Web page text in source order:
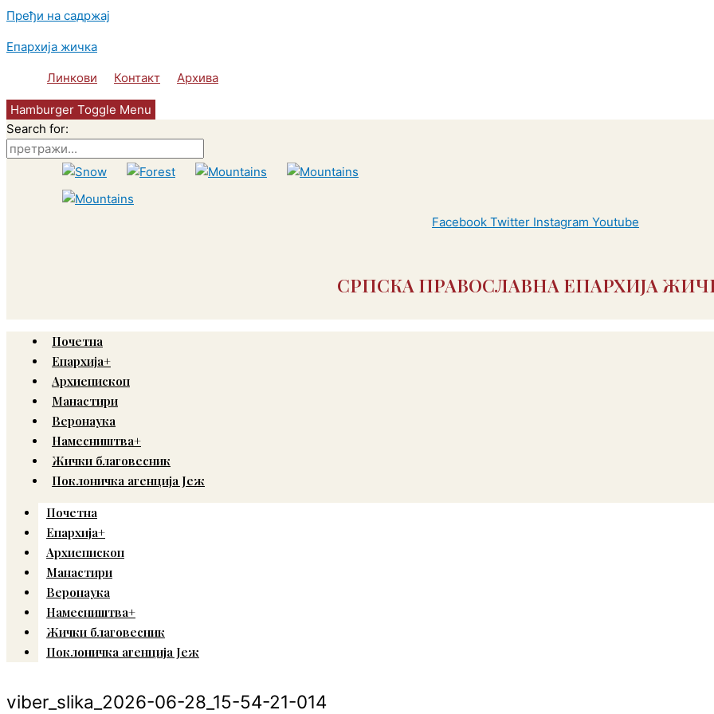
Пређи на садржај
Епархија жичка
Линкови Контакт Архива
Hamburger Toggle Menu
Search for:
Facebook Twitter Instagram Youtube
СРПСКА ПРАВОСЛАВНА ЕПАРХИЈА
Почетна
Епархија+
Архиепископ
Манастири
Веронаука
Намесништва+
Жички благовесник
Поклоничка агенција Јеж
Почетна
Епархија+
Архиепископ
Манастири
Веронаука
Намесништва+
Жички благовесник
Поклоничка агенција Јеж
viber_slika_2026-06-28_15-54-21-014